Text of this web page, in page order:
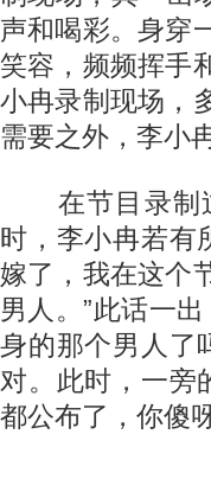
声和喝彩。身穿
笑容，频频挥手
小冉录制现场，
需要之外，李小
在节目录制过
时，李小冉若有
嫁了，我在这个
男人。”此话一
身的那个男人了
对。此时，一旁
都公布了，你傻